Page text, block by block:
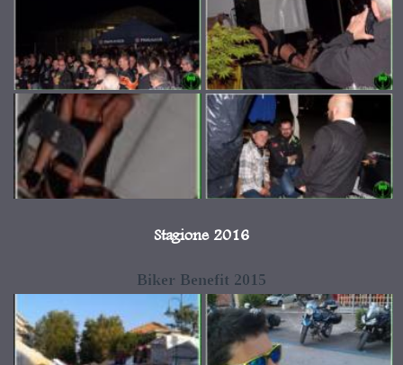
Stagione 2016
Biker Benefit 2015